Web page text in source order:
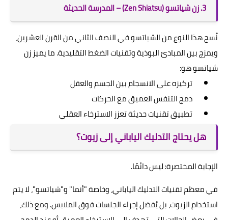
3. زن شياتسو (Zen Shiatsu) – المدرسة الحديثة
نُسج هذا النوع من الشياتسو في النصف الثاني من القرن العشرين،
ويمزج بين المبادئ البوذية وتقنيات الضغط التقليدية. ما يميز زن
شياتسو هو:
تركيزه على الانسجام بين الجسم والعقل
دمج التنفس العميق مع الحركات
تطبيق تقنيات حديثة تعزز الاسترخاء العقلي
هل يحتاج التدليك الياباني إلى زيوت؟
الإجابة المختصرة: ليس دائمًا.
في معظم تقنيات التدليك الياباني، وخاصة "أنما" و"شياتسو"، لا يتم
استخدام الزيوت، بل يُفضل إجراء الجلسات فوق الملابس. ومع ذلك،